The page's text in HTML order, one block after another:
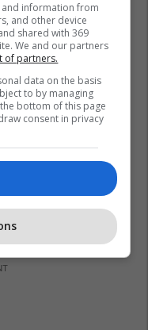
transmetim të
sociale, gjë
– A duhet
të jenë më
e tyre të
që Riot Games
për sjelljet që
Këto pyetje
e vazhdueshëm.
information from
and other device
shared with 369
We and our partners
of partners.
data on the basis
to by managing
bottom of this page
consent in privacy